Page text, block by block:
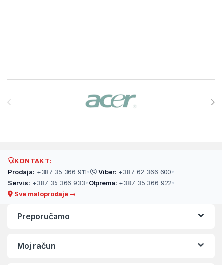
KONTAKT:
Prodaja: +387 35 366 911• Viber: +387 62 366 600•
Servis: +387 35 366 933• Otprema: +387 35 366 922•
Sve maloprodaje →
Preporučamo
Moj račun